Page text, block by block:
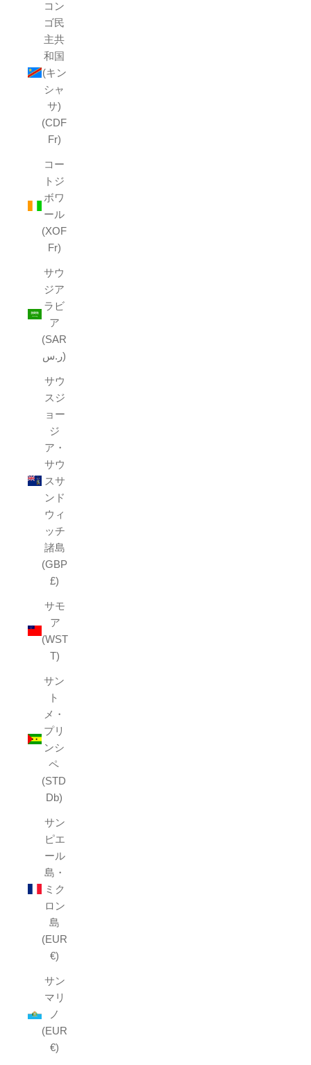
コン
ゴ民
主共
和国
(キン
シャ
サ)
(CDF
Fr)
コー
トジ
ボワ
ール
(XOF
Fr)
サウ
ジア
ラビ
ア
(SAR
ر.س)
サウ
スジ
ョー
ジ
ア・
サウ
スサ
ンド
ウィ
ッチ
諸島
(GBP
£)
サモ
ア
(WST
T)
サン
ト
メ・
プリ
ンシ
ペ
(STD
Db)
サン
ピエ
ール
島・
ミク
ロン
島
(EUR
€)
サン
マリ
ノ
(EUR
€)